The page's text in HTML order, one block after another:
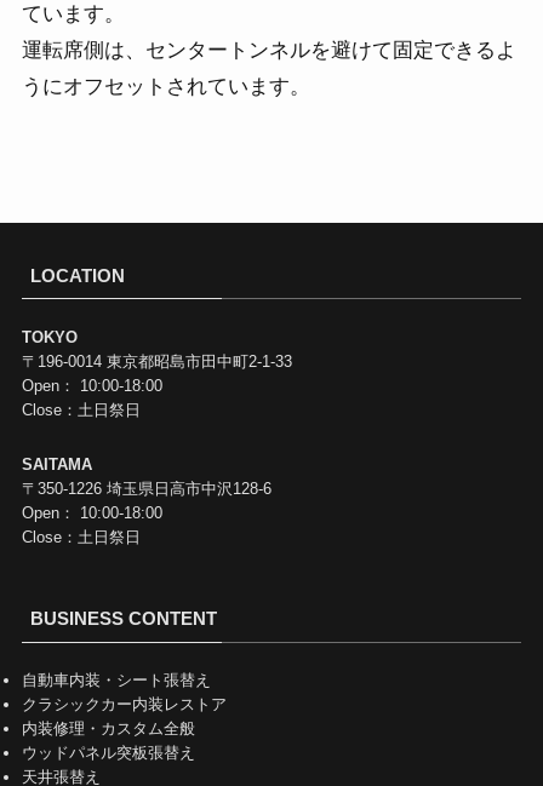
ています。
運転席側は、センタートンネルを避けて固定できるよ
うにオフセットされています。
LOCATION
TOKYO
〒196-0014 東京都昭島市田中町2-1-33
Open： 10:00-18:00
Close：土日祭日
SAITAMA
〒350-1226 埼玉県日高市中沢128-6
Open： 10:00-18:00
Close：土日祭日
BUSINESS CONTENT
自動車内装・シート張替え
クラシックカー内装レストア
内装修理・カスタム全般
ウッドパネル突板張替え
天井張替え